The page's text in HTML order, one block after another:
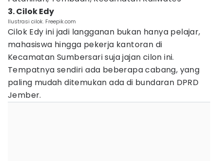
3. Cilok Edy
Ilustrasi cilok. Freepik.com
Cilok Edy ini jadi langganan bukan hanya pelajar,
mahasiswa hingga pekerja kantoran di
Kecamatan Sumbersari suja jajan cilon ini.
Tempatnya sendiri ada beberapa cabang, yang
paling mudah ditemukan ada di bundaran DPRD
Jember.